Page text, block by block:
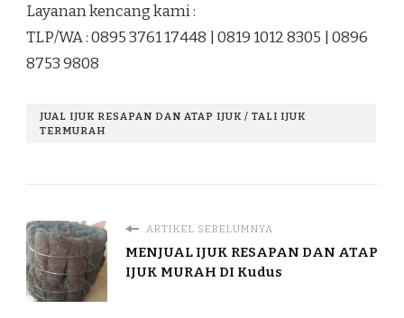
Layanan kencang kami :
TLP/WA : 0895 3761 17448 | 0819 1012 8305 | 0896
8753 9808
JUAL IJUK RESAPAN DAN ATAP IJUK / TALI IJUK
TERMURAH
ARTIKEL SEBELUMNYA
MENJUAL IJUK RESAPAN DAN ATAP
IJUK MURAH DI Kudus